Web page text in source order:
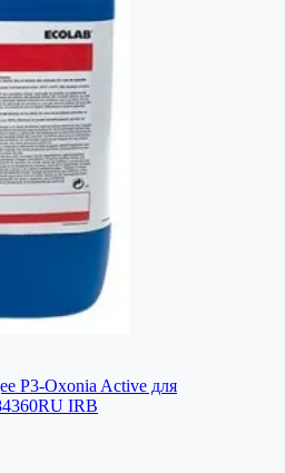
P3-Oxonia Active для
IRB